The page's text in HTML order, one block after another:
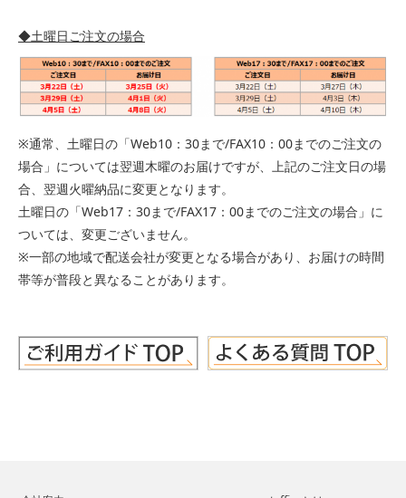
◆土曜日ご注文の場合
※通常、土曜日の「Web10：30まで/FAX10：00までのご注文の
場合」については翌週木曜のお届けですが、上記のご注文日の場
合、翌週火曜納品に変更となります。
土曜日の「Web17：30まで/FAX17：00までのご注文の場合」に
ついては、変更ございません。
※一部の地域で配送会社が変更となる場合があり、お届けの時間
帯等が普段と異なることがあります。